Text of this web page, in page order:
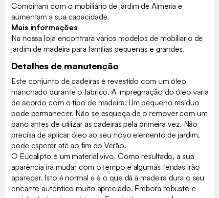
Combinam com o mobiliário de jardim de Almeria e
aumentam a sua capacidade.
Mais informações
Na nossa loja encontrará vários modelos de mobiliário de
jardim de madeira para famílias pequenas e grandes.
Detalhes de manutenção
Este conjunto de cadeiras é revestido com um óleo
manchado durante o fabrico. A impregnação do óleo varia
de acordo com o tipo de madeira. Um pequeno resíduo
pode permanecer. Não se esqueça de o remover com um
pano antes de utilizar as cadeiras pela primeira vez. Não
precisa de aplicar óleo ao seu novo elemento de jardim,
pode esperar até ao fim do Verão.
O Eucalipto é um material vivo. Como resultado, a sua
aparência irá mudar com o tempo e algumas fendas irão
aparecer. Isto é normal e é o que dá à madeira dura o seu
encanto autêntico muito apreciado. Embora robusto e